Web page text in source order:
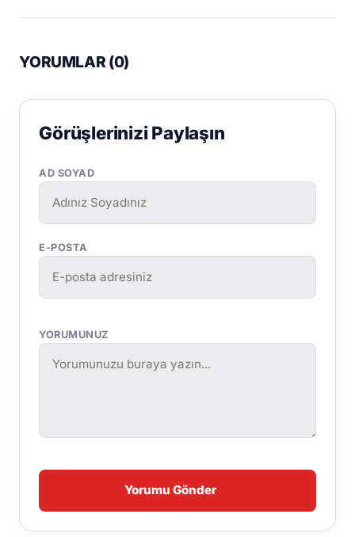
YORUMLAR (0)
Görüşlerinizi Paylaşın
AD SOYAD
E-POSTA
YORUMUNUZ
Yorumu Gönder